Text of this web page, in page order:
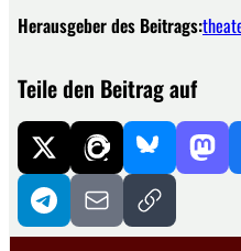
Herausgeber des Beitrags:
Teile den Beitrag auf